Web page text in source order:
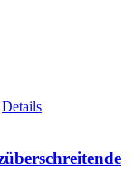
Details